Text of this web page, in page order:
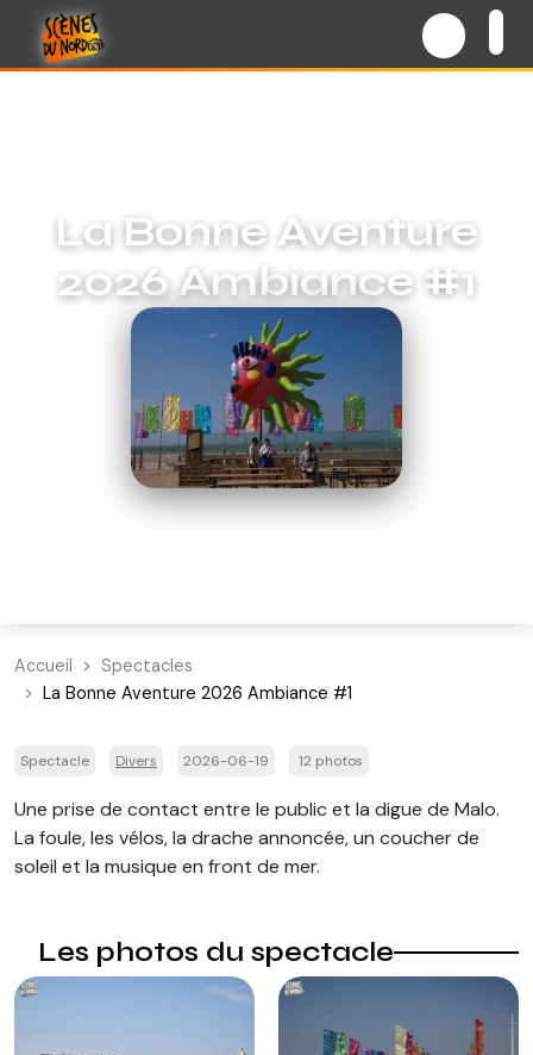
La Bonne Aventure
2026 Ambiance #1
Accueil
Spectacles
La Bonne Aventure 2026 Ambiance #1
Spectacle Divers 2026-06-19 12 photos
Une prise de contact entre le public et la digue de Malo.
La foule, les vélos, la drache annoncée, un coucher de
soleil et la musique en front de mer.
Les photos du spectacle